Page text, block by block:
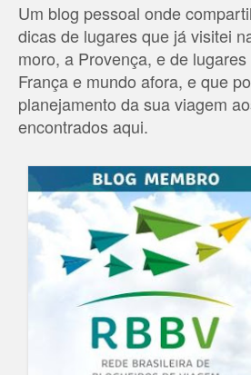
Um blog pessoal onde
dicas de lugares que já visitei
moro, a Provença, e de
França e mundo afora, e que
planejamento da sua viagem
encontrados aqui.